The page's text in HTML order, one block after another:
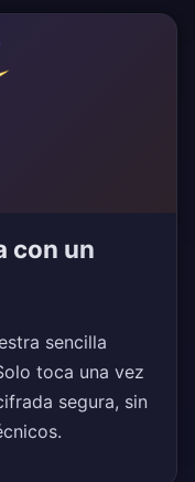
con un
sencilla
toca una vez
segura, sin